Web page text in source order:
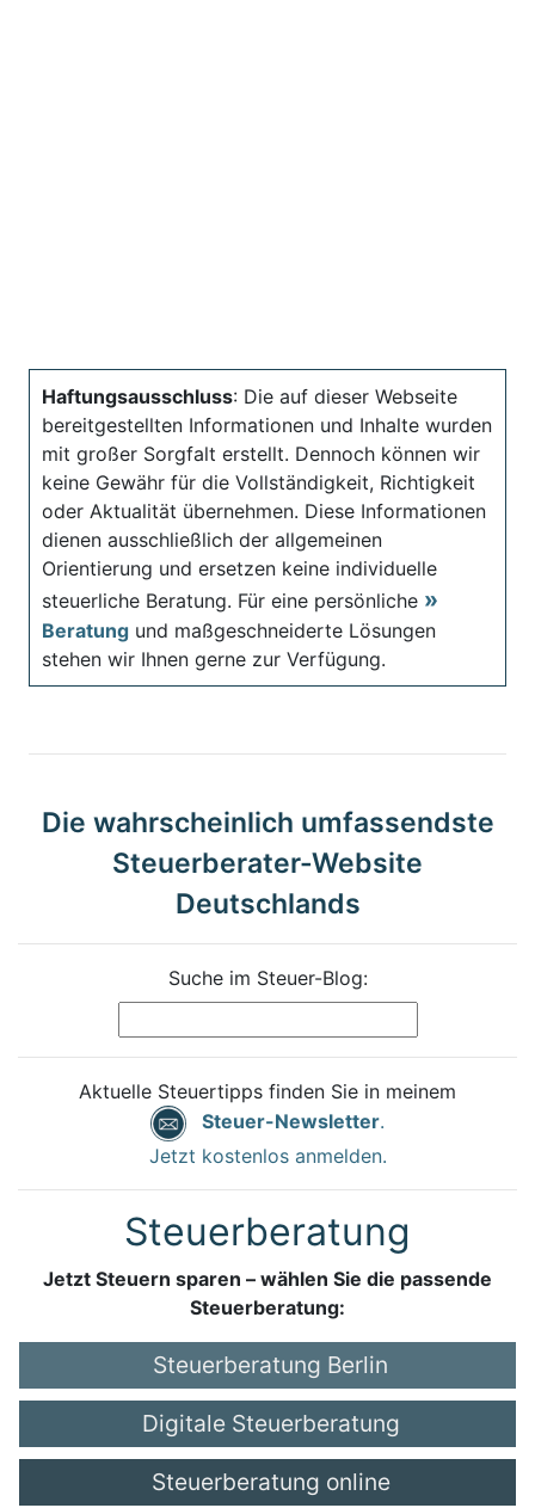
Haftungsausschluss: Die auf dieser Webseite
bereitgestellten Informationen und Inhalte wurden
mit großer Sorgfalt erstellt. Dennoch können wir
keine Gewähr für die Vollständigkeit, Richtigkeit
oder Aktualität übernehmen. Diese Informationen
dienen ausschließlich der allgemeinen
Orientierung und ersetzen keine individuelle
steuerliche Beratung. Für eine persönliche
Beratung und maßgeschneiderte Lösungen
stehen wir Ihnen gerne zur Verfügung.
Die wahrscheinlich umfassendste
Steuerberater-Website
Deutschlands
Suche im Steuer-Blog:
Aktuelle Steuertipps finden Sie in meinem
Steuer-Newsletter.
Jetzt kostenlos anmelden.
Steuerberatung
Jetzt Steuern sparen – wählen Sie die passende
Steuerberatung:
Steuerberatung Berlin
Digitale Steuerberatung
Steuerberatung online